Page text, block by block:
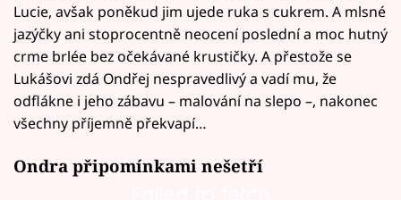
Lucie, avšak poněkud jim ujede ruka s cukrem. A mlsné
jazýčky ani stoprocentně neocení poslední a moc hutný
crme brlée bez očekávané krustičky. A přestože se
Lukášovi zdá Ondřej nespravedlivý a vadí mu, že
odflákne i jeho zábavu – malování na slepo –, nakonec
všechny příjemně překvapí…
Ondra připomínkami nešetří